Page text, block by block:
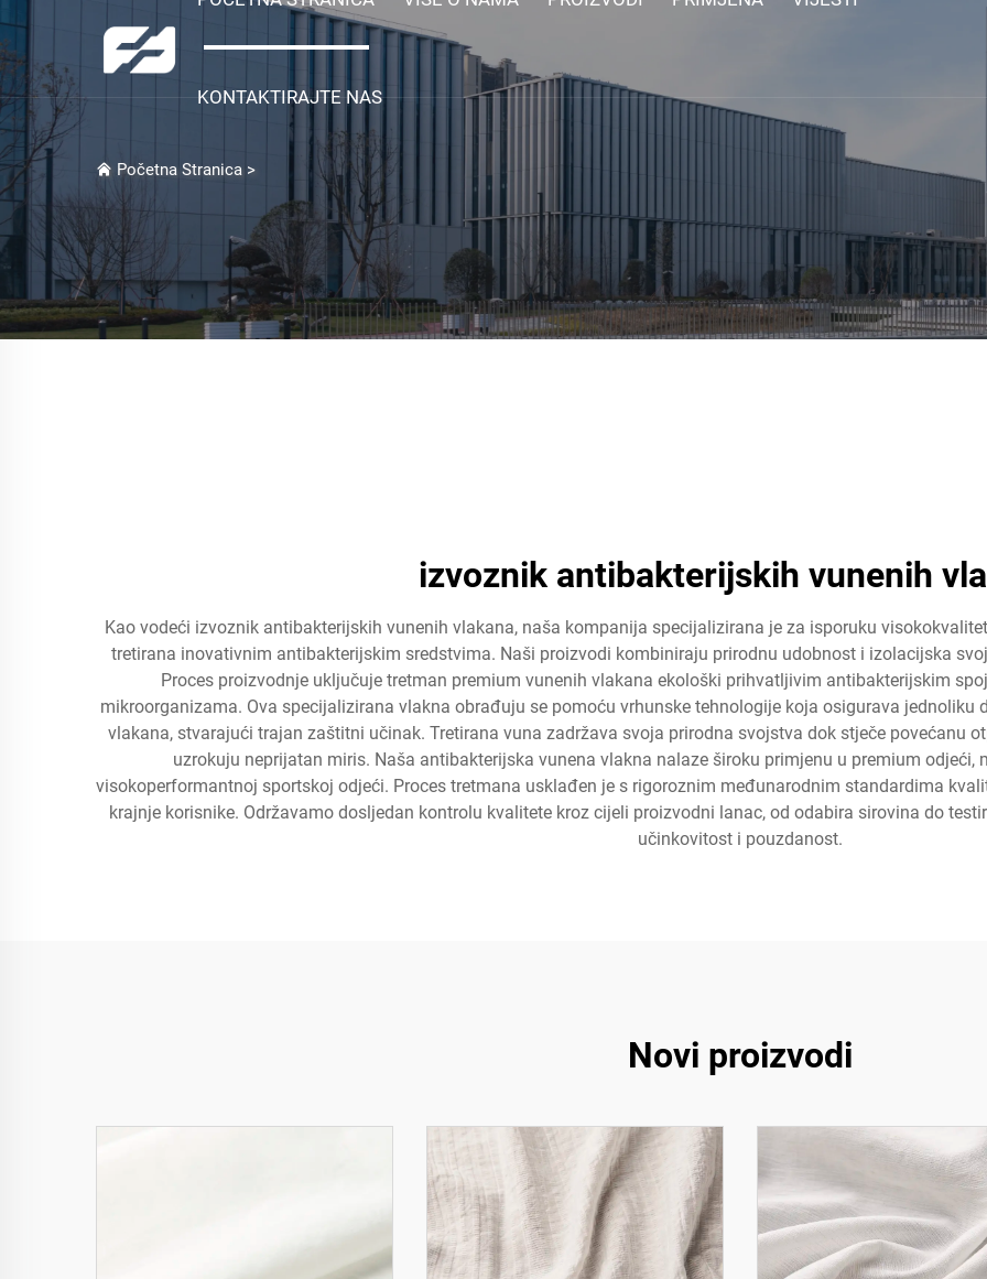
KONTAKTIRAJTE NAS
Početna Stranica >
izvoznik antibakterijskih vunenih
Kao vodeći izvoznik antibakterijskih vunenih vlakana, naša kompanija specijalizirana je za isporuku
tretirana inovativnim antibakterijskim sredstvima. Naši proizvodi kombiniraju prirodnu udobnost i izolacijska
Proces proizvodnje uključuje tretman premium vunenih vlakana ekološki prihvatljivim antibakterijskim
mikroorganizama. Ova specijalizirana vlakna obrađuju se pomoću vrhunske tehnologije koja osigurava
vlakana, stvarajući trajan zaštitni učinak. Tretirana vuna zadržava svoja prirodna svojstva dok stječe povećanu
uzrokuju neprijatan miris. Naša antibakterijska vunena vlakna nalaze široku primjenu u premium
visokoperformantnoj sportskoj odjeći. Proces tretmana usklađen je s rigoroznim međunarodnim standardima
krajnje korisnike. Održavamo dosljedan kontrolu kvalitete kroz cijeli proizvodni lanac, od odabira sirovina do
učinkovitost i pouzdanost.
Novi proizvodi